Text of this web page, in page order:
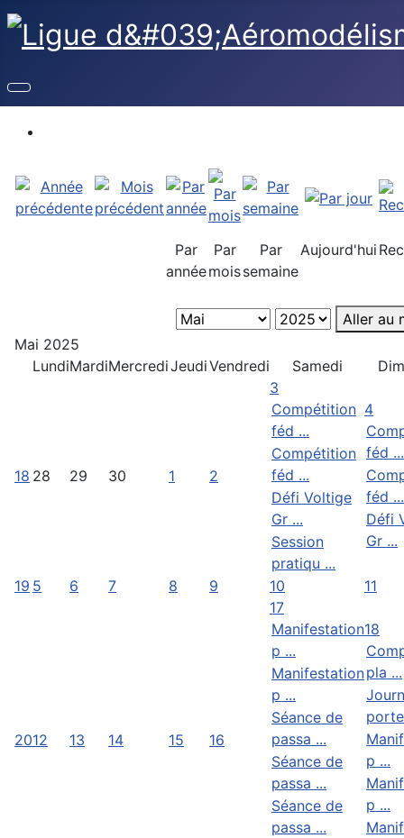
Par
année
Par
mois
Par
semaine
Aujourd'hui
Aller au
Mai 2025
LundiMardiMercrediJeudiVendredi Samedi
18 28 29 30 1 2
3
Compétition
féd ...
Compétition
féd ...
Défi Voltige
Gr ...
Session
pratiqu ...
4
féd ...
féd ...
Défi
Gr ...
19 5 6 7 8 9 10 11
2012 13 14 15 16
17
Manifestation
p ...
Manifestation
p ...
Séance de
passa ...
Séance de
passa ...
Séance de
passa ...
18
pla ...
p ...
p ...